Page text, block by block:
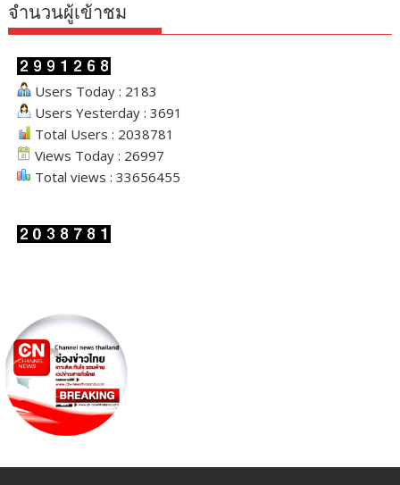
จำนวนผู้เข้าชม
Users Today : 2183
Users Yesterday : 3691
Total Users : 2038781
Views Today : 26997
Total views : 33656455